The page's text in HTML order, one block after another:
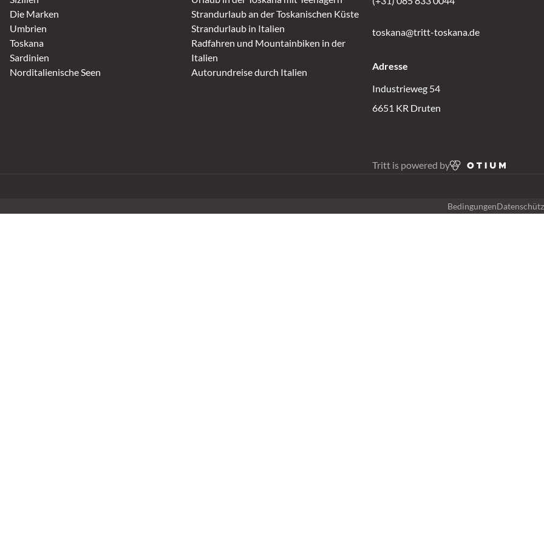
Die Marken
Umbrien
Toskana
Sardinien
Norditalienische Seen
Strandurlaub an der Toskanischen Küste
Strandurlaub in Italien
Radfahren und Mountainbiken in der
Italien
Autorundreise durch Italien
toskana@tritt-toskana.de
Adresse
Industrieweg 54
6651 KR Druten
Tritt is powered by
BedingungenDatenschütz